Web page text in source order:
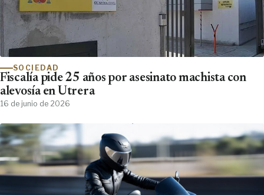
SOCIEDAD
Fiscalía pide 25 años por asesinato machista con
alevosía en Utrera
16 de junio de 2026